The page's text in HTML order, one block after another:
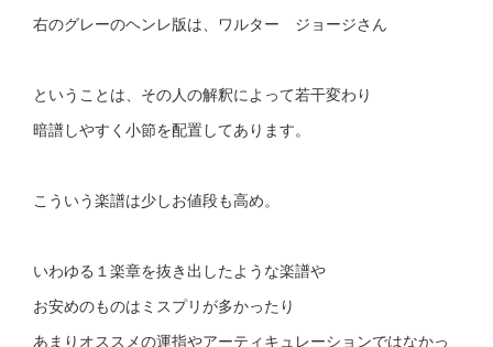
右のグレーのヘンレ版は、ワルター ジョージさん
ということは、その人の解釈によって若干変わり
暗譜しやすく小節を配置してあります。
こういう楽譜は少しお値段も高め。
いわゆる１楽章を抜き出したような楽譜や
お安めのものはミスプリが多かったり
あまりオススメの運指やアーティキュレーションではなかっ